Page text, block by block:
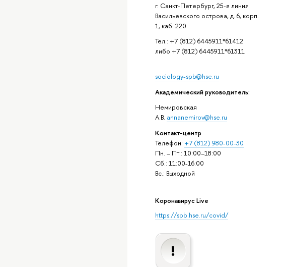
г. Санкт-Петербург, 25-я линия
Васильевского острова, д. 6, корп.
1, каб. 220
Тел.: +7 (812) 6445911*61412
либо +7 (812) 6445911*61311
sociology-spb@hse.ru
Академический руководитель:
Немировская
А.В. annanemirov@hse.ru
Контакт-центр
Телефон: +7 (812) 980-00-30
Пн. – Пт.: 10:00–18:00
Сб.: 11:00-16:00
Вс.: Выходной
Коронавирус Live
https://spb.hse.ru/covid/